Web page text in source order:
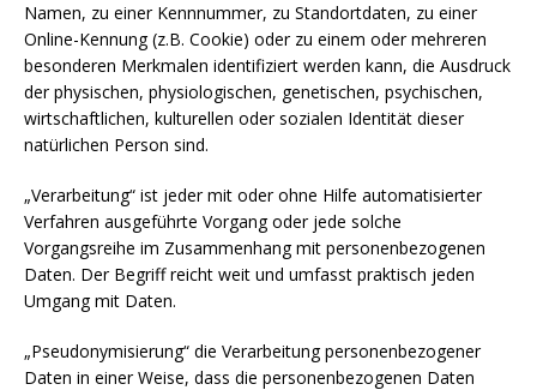
Namen, zu einer Kennnummer, zu Standortdaten, zu einer
Online-Kennung (z.B. Cookie) oder zu einem oder mehreren
besonderen Merkmalen identifiziert werden kann, die Ausdruck
der physischen, physiologischen, genetischen, psychischen,
wirtschaftlichen, kulturellen oder sozialen Identität dieser
natürlichen Person sind.
„Verarbeitung“ ist jeder mit oder ohne Hilfe automatisierter
Verfahren ausgeführte Vorgang oder jede solche
Vorgangsreihe im Zusammenhang mit personenbezogenen
Daten. Der Begriff reicht weit und umfasst praktisch jeden
Umgang mit Daten.
„Pseudonymisierung“ die Verarbeitung personenbezogener
Daten in einer Weise, dass die personenbezogenen Daten